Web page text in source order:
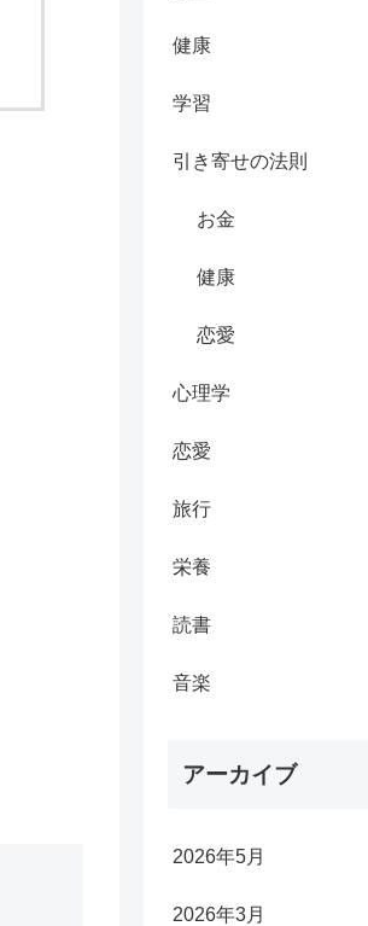
健康
学習
引き寄せの法則
お金
健康
恋愛
心理学
恋愛
旅行
栄養
読書
音楽
アーカイブ
2026年5月
2026年3月